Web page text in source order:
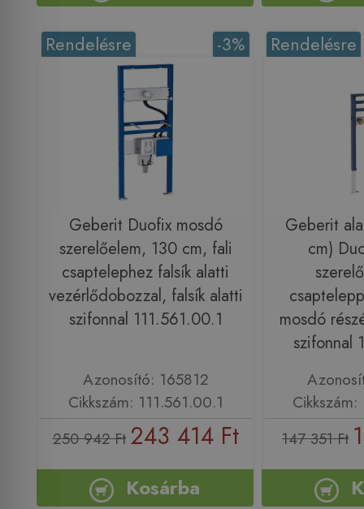
-3%
Rendelésre
Geberit Duofix mosdó
szerelőelem, 130 cm, fali
csaptelephez falsík alatti
vezérlődobozzal, falsík alatti
szifonnal 111.561.00.1
Azonosító: 165812
Cikkszám: 111.561.00.1
250 942 Ft 243 414 Ft
Kosárba
Rendelésre
Geberit
cm)
mosdó
szifonnal
147 351 Ft